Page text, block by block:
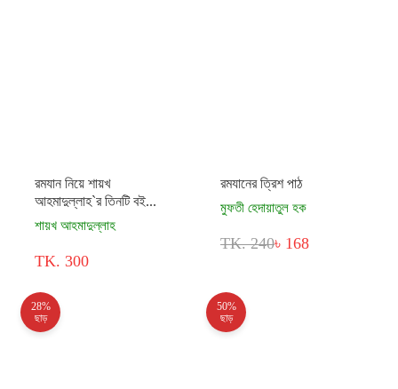
রমযান নিয়ে শায়খ
আহমাদুল্লাহ`র তিনটি বই...
শায়খ আহমাদুল্লাহ
TK. 300
রমযানের ত্রিশ পাঠ
মুফতী হেদায়াতুল হক
TK. 240৳ 168
28%
ছাড়
50%
ছাড়